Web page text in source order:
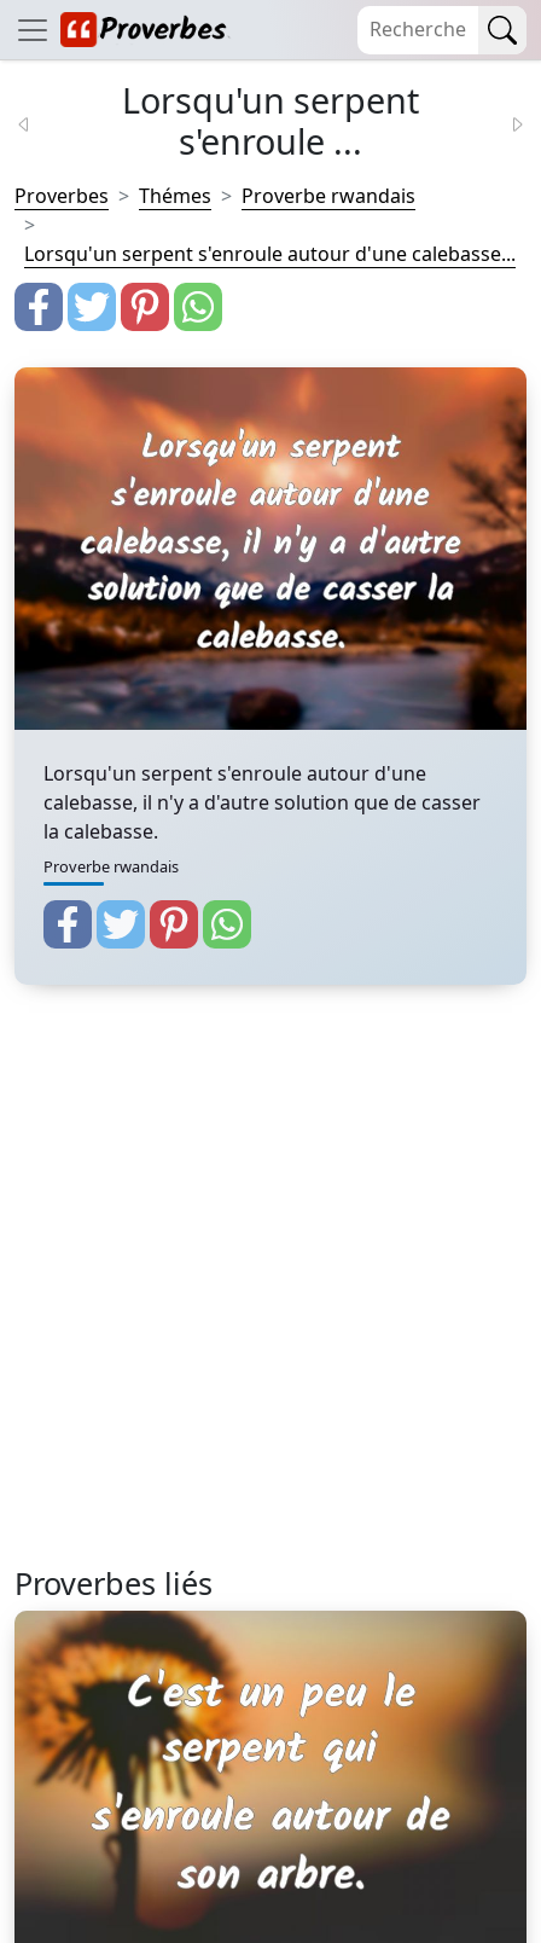
Lorsqu'un serpent
s'enroule ...
Proverbes Thémes Proverbe rwandais
Lorsqu'un serpent s'enroule autour d'une calebasse...
Lorsqu'un serpent s'enroule autour d'une
calebasse, il n'y a d'autre solution que de casser
la calebasse.
Proverbe rwandais
Proverbes liés